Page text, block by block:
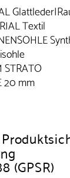
Textil
STRATO
20 mm
(GPSR)